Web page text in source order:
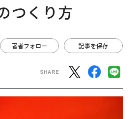
つくり方
著者フォロー 記事を保存